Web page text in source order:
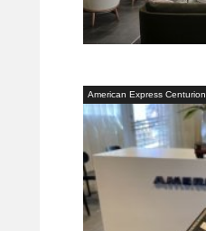
American Express Centurion